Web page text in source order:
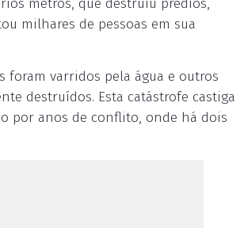
metros, que destruiu prédios,
milhares de pessoas em sua
foram varridos pela água e outros
destruídos. Esta catástrofe castiga
por anos de conflito, onde há dois